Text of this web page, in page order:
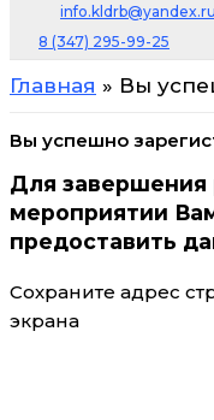
info.kldrb@yandex.ru
8 (347) 295-99-25
Главная Вы
Вы успешно
Для завершения
мероприятии
предоставить
Сохраните адрес
экрана